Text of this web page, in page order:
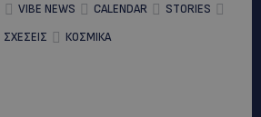
VIBE NEWS CALENDAR
STORIES
ΣΧΕΣΕΙΣ
ΚΟΣΜΙΚΑ